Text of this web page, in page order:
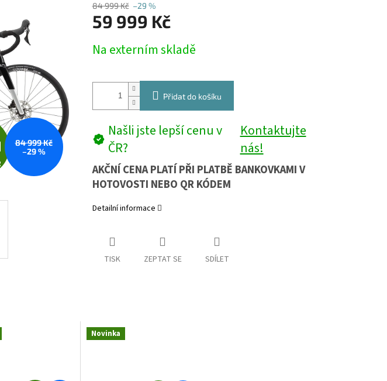
Z
D
R
A
84 999 Kč
–29 %
84 999 Kč –29 %
59 999 Kč
cena:
Na externím skladě
Přidat do košíku
Našli jste lepší cenu v
ČR?
Kontaktujte
nás!
AKČNÍ CENA PLATÍ PŘI PLATBĚ BANKOVKAMI V
HOTOVOSTI NEBO QR KÓDEM
Detailní informace
TISK ZEPTAT SE SDÍLET
Novinka